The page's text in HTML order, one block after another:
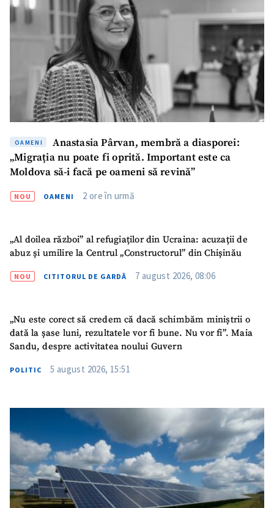
OAMENI
Anastasia Pârvan, membră a diasporei:
„Migrația nu poate fi oprită. Important este ca
Moldova să-i facă pe oameni să revină”
NOU OAMENI 2 ore în urmă
„Al doilea război” al refugiaților din Ucraina: acuzații de
abuz și umilire la Centrul „Constructorul” din Chișinău
NOU CITITORUL DE GARDĂ 7 august 2026, 08:06
„Nu este corect să credem că dacă schimbăm miniștrii o
dată la șase luni, rezultatele vor fi bune. Nu vor fi”. Maia
Sandu, despre activitatea noului Guvern
POLITIC 5 august 2026, 15:51
Titlu știre
+ Adaugă titlu
Fotografie
+ Încarcă imagine
Link media
+ Link media